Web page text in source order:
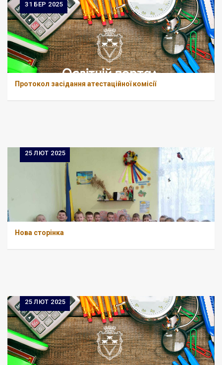
31 БЕР 2025
Протокол засідання атестаційної комісії
25 ЛЮТ 2025
Нова сторінка
25 ЛЮТ 2025